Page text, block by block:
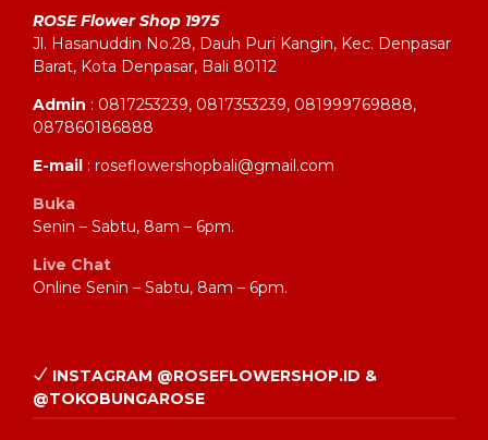
ROSE Flower Shop 1975
Jl. Hasanuddin No.28, Dauh Puri Kangin, Kec. Denpasar
Barat, Kota Denpasar, Bali 80112
Admin : 0817253239, 0817353239, 081999769888,
087860186888
E-mail : roseflowershopbali@gmail.com
Buka
Senin – Sabtu, 8am – 6pm.
Live Chat
Online Senin – Sabtu, 8am – 6pm.
INSTAGRAM @ROSEFLOWERSHOP.ID &
@TOKOBUNGAROSE